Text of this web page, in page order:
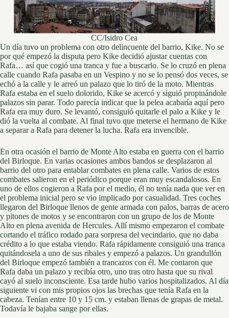
CC/Isidro Cea
Un día tuvo un problema con otro delincuente del barrio, Kike. No se
por qué empezó la disputa pero Kike decidió ajustar cuentas con
Rafa… así que cogió una tranca y fue a buscarlo. Se lo cruzó en plena
calle cuando Rafa pasaba en un Vespino y no se lo pensó dos veces, se
echó a la calle y le arreó un palazo que lo tiró de la moto. Mientras
Rafa estaba en el suelo dolorido, Kike se acercó y siguió propinándole
palazos sin parar. Todo parecía indicar que la pelea acabaría aquí pero
Rafa era muy duro. Se levantó, consiguió quitarle el palo a Kike y le
dió la vuelta al combate. Al final tuvo que meterse el hermano de Kike
a separar a Rafa para detener la lucha. Rafa era invencible.
En otra ocasión el barrio de Monte Alto estaba en guerra con el barrio
del Birloque. En varias ocasiones ambos bandos se desplazaron al
barrio del otro para entablar combates en plena calle. Varios de estos
combates salieron en el periódico porque eran muy escandalosos. En
uno de ellos cogieron a Rafa por el medio, él no tenía nada que ver en
el problema inicial pero se vio implicado por casualidad. Tres coches
llegaron del Birloque llenos de gente armada con palos, barras de acero
y pitones de motos y se encontraron con un grupo de los de Monte
Alto en plena avenida de Hercules. Allí mismo empezaron el combate
cortando el tráfico rodado para sorpresa del vecindario, que no daba
crédito a lo que estaba viendo. Rafa rápidamente consiguió una tranca
quitándosela a uno de sus ribales y empezó a palazos. Un grandullón
del Birloque empezó también a trancazos con él. Me contaron que
Rafa daba un palazo y recibía otro, uno tras otro hasta que su rival
cayó al suelo inconsciente. Esa tarde hubo varios hospitalizados. Al día
siguiente vi con mis propios ojos las brechas que tenía Rafa en la
cabeza. Tenían entre 10 y 15 cm. y estaban llenas de grapas de metal.
Todavía le bajaba sange por ellas.